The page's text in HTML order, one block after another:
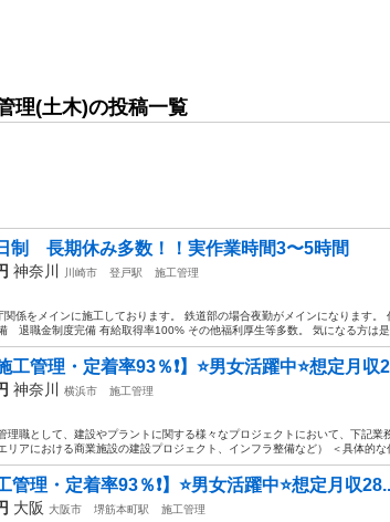
理(土木)の投稿一覧
制 長期休み多数！！実作業時間3〜5時間
神奈川 川崎市 登戸駅
施工管理
係をメインに施工しております。 鉄道部の場合夜勤がメインになります。
退職金制度完備 有給取得率100% その他福利厚生等多数。 気になる方は是
工管理・定着率93％❗】⭐男女活躍中⭐想定月収
神奈川 横浜市
施工管理
理職として、建設やプラントに関する様々なプロジェクトにおいて、下記業
リアにおける商業施設の建設プロジェクト、インフラ整備など） ＜具体的な
管理・定着率93％❗】⭐男女活躍中⭐想定月収
大阪 大阪市 堺筋本町駅
施工管理